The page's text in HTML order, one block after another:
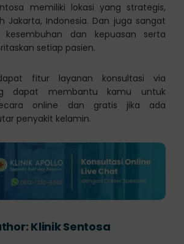
memiliki lokasi yang strategis,
Jakarta, Indonesia. Dan juga sangat
kesembuhan dan kepuasan serta
setiap pasien.
fitur layanan konsultasi via
dapat membantu kamu untuk
online dan gratis jika ada
penyakit kelamin.
Klinik Sentosa